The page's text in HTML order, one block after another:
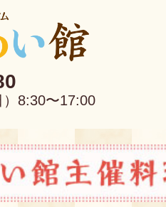
8:30〜17:00
EN 中文